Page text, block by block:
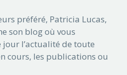
préféré, Patricia Lucas,
son blog où vous
l’actualité de toute
cours, les publications ou